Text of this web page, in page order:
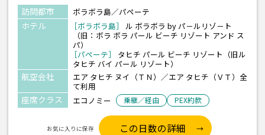
訪問都市 ボラボラ島／パペーテ
ホテル ［ボラボラ島］
ル ボラボラ by パ－ルリゾ－ト
（旧：ボラ ボラ パール ビーチ リゾート アンド ス
パ）
［パペーテ］
タヒチ パール ビーチ リゾート（旧ル
タヒチ バイ パール リゾート）
航空会社
エア タヒチ ヌイ（ＴＮ）／エア タヒチ（ＶＴ）全
て利用
座席クラス エコノミー 乗継／経由 PEX約款
お気に入りに保存 この日数の詳細